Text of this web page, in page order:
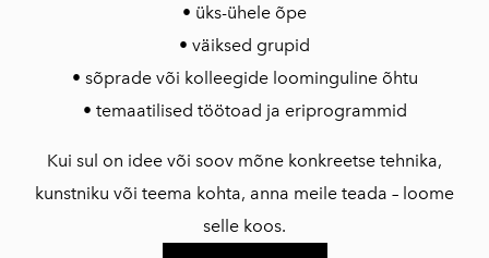
• üks-ühele õpe
• väiksed grupid
• sõprade või kolleegide loominguline õhtu
• temaatilised töötoad ja eriprogrammid
Kui sul on idee või soov mõne konkreetse tehnika,
kunstniku või teema kohta, anna meile teada – loome
selle koos.